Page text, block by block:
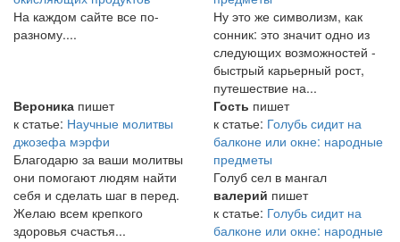
На каждом сайте все по-
разному....
Ну это же символизм, как
сонник: это значит одно из
следующих возможностей -
быстрый карьерный рост,
путешествие на...
Вероника пишет
к статье: Научные молитвы
джозефа мэрфи
Благодарю за ваши молитвы
они помогают людям найти
себя и сделать шаг в перед.
Желаю всем крепкого
здоровья счастья...
Гость пишет
к статье: Голубь сидит на
балконе или окне: народные
предметы
Голуб сел в мангал
валерий пишет
к статье: Голубь сидит на
балконе или окне: народные